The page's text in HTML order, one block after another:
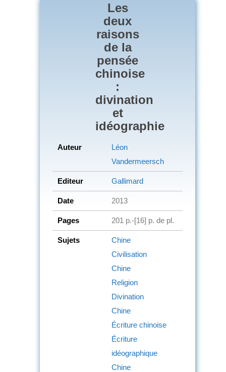
Les
deux
raisons
de la
pensée
chinoise
:
divination
et
idéographie
Auteur
Léon
Vandermeersch
Editeur Gallimard
Date 2013
Pages 201 p.-[16] p. de pl.
Sujets
Chine
Civilisation
Chine
Religion
Divination
Chine
Écriture chinoise
Écriture
idéographique
Chine